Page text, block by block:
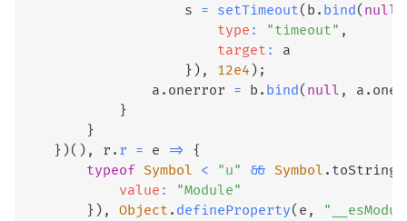
                    s
= setTimeout( b . bind( null
type : "timeout" ,
target :
a
} ) , 12e4 ) ;
                a
. onerror = b . bind( null , a .
}
}
} )( ) , r . r = e =>
{
typeof Symbol < "u" && Symbol .
value :
"Module"
} ) , Object . defineProperty( e ,